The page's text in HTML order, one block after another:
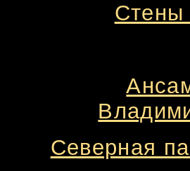
Стены
Северная